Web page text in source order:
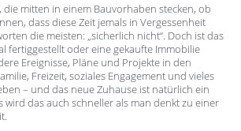
die mitten in einem Bauvorhaben stecken, ob
dass diese Zeit jemals in Vergessenheit
die meisten: „sicherlich nicht“. Doch ist das
fertiggestellt oder eine gekaufte Immobilie
Ereignisse, Pläne und Projekte in den
Freizeit, soziales Engagement und vieles
– und das neue Zuhause ist natürlich ein
wird das auch schneller als man denkt zu einer